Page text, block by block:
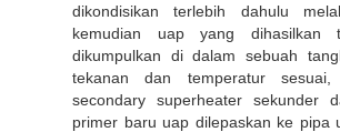
dikondisikan terlebih dahulu
kemudian uap yang dihasilkan
dikumpulkan di dalam sebuah
tekanan dan temperatur
secondary superheater sekunder
primer baru uap dilepaskan ke pipa